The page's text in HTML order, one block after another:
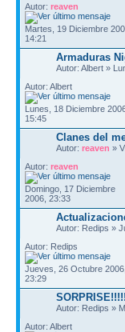
Autor: reaven
Martes, 19 Diciembre
14:21
Armaduras
Autor: Albert »
Autor: Albert
Lunes, 18 Diciembre
15:45
Clanes del
Autor: reaven »
Autor: reaven
Domingo, 17 Diciembre
2006, 23:33
Autor: Redips »
Autor: Redips
Jueves, 26 Octubre 2006,
23:29
Autor: Redips »
Autor: Albert